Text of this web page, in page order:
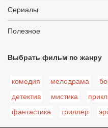
Сериалы
Полезное
Выбрать фильм по жанру
комедия мелодрама
детектив
мистика
фантастика
триллер